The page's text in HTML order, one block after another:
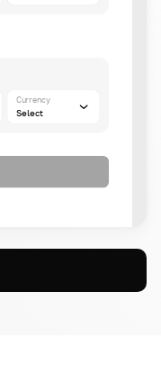
Currency
Select